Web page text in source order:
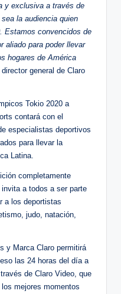
y exclusiva a través de
la audiencia quien
Estamos convencidos de
aliado para poder llevar
hogares de América
general de Claro
Tokio 2020 a
contará con el
especialistas deportivos
para llevar la
Latina.
completamente
a todos a ser parte
a los deportistas
judo, natación,
y Marca Claro permitirá
las 24 horas del día a
de Claro Video, que
mejores momentos